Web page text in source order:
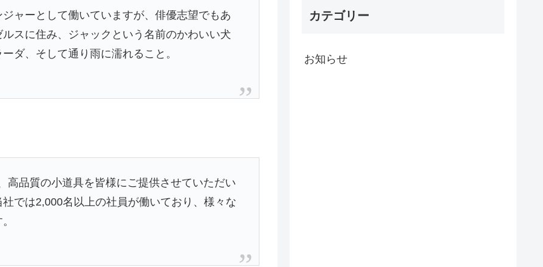
ャーとして働いていますが、俳優志望でもあ
スに住み、ジャックという名前のかわいい犬
ダ、そして通り雨に濡れること。
高品質の小道具を皆様にご提供させていただい
では2,000名以上の社員が働いており、様々な
カテゴリー
お知らせ